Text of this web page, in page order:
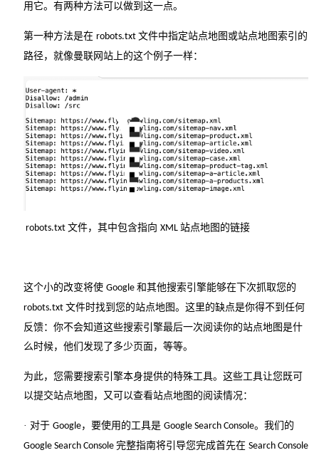
用它。有两种方法可以做到这一点。
第一种方法是在 robots.txt 文件中指定站点地图或站点地图索引的
路径，就像曼联网站上的这个例子一样：
robots.txt 文件，其中包含指向 XML 站点地图的链接
这个小的改变将使 Google 和其他搜索引擎能够在下次抓取您的
robots.txt 文件时找到您的站点地图。这里的缺点是你得不到任何
反馈：你不会知道这些搜索引擎最后一次阅读你的站点地图是什
么时候，他们发现了多少页面，等等。
为此，您需要搜索引擎本身提供的特殊工具。这些工具让您既可
以提交站点地图，又可以查看站点地图的阅读情况：
· 对于 Google，要使用的工具是 Google Search Console。我们的
Google Search Console 完整指南将引导您完成首先在 Search Console